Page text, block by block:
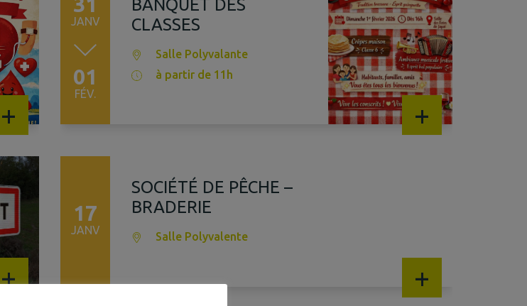
+
JANV
01
FÉV.
BANQUET DES
CLASSES
Salle Polyvalante
à partir de 11h
+
+
17
JANV
SOCIÉTÉ DE PÊCHE –
BRADERIE
Salle Polyvalente
+